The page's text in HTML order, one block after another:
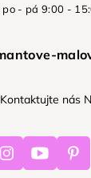
po - pá 9:00 -
Kontaktujte nás
InstagramYoutube